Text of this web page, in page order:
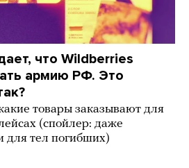
что Wildberries
армию РФ. Это
товары заказывают для
(спойлер: даже
для тел погибших)